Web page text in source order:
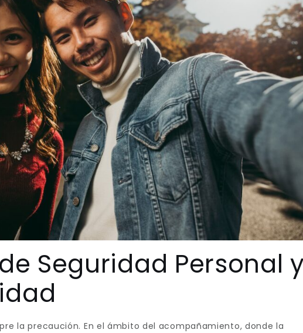
Seguridad Personal
la precaución. En el ámbito del acompañamiento, donde la